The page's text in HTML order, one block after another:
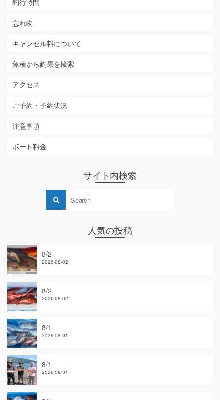
釣行時間
忘れ物
キャンセル料について
魚種から釣果を検索
アクセス
ご予約・予約状況
注意事項
ボート料金
サイト内検索
人気の投稿
8/2
2026-08-02
8/2
2026-08-02
8/1
2026-08-01
8/1
2026-08-01